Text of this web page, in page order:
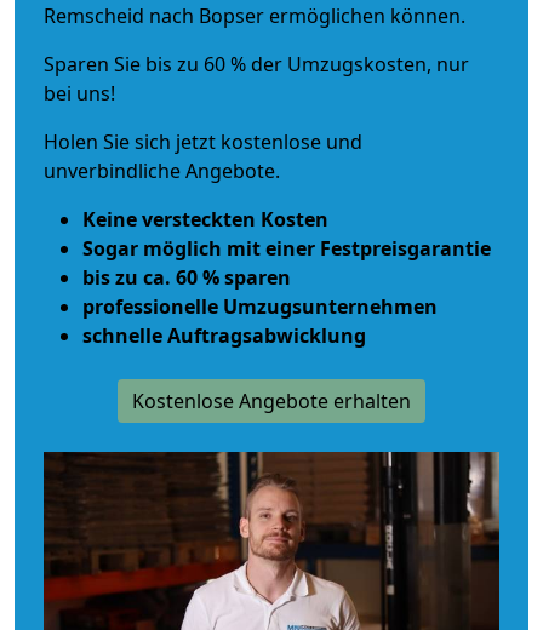
Remscheid nach Bopser ermöglichen können.
Sparen Sie bis zu 60 % der Umzugskosten, nur
bei uns!
Holen Sie sich jetzt kostenlose und
unverbindliche Angebote.
Keine versteckten Kosten
Sogar möglich mit einer Festpreisgarantie
bis zu ca. 60 % sparen
professionelle Umzugsunternehmen
schnelle Auftragsabwicklung
Kostenlose Angebote erhalten